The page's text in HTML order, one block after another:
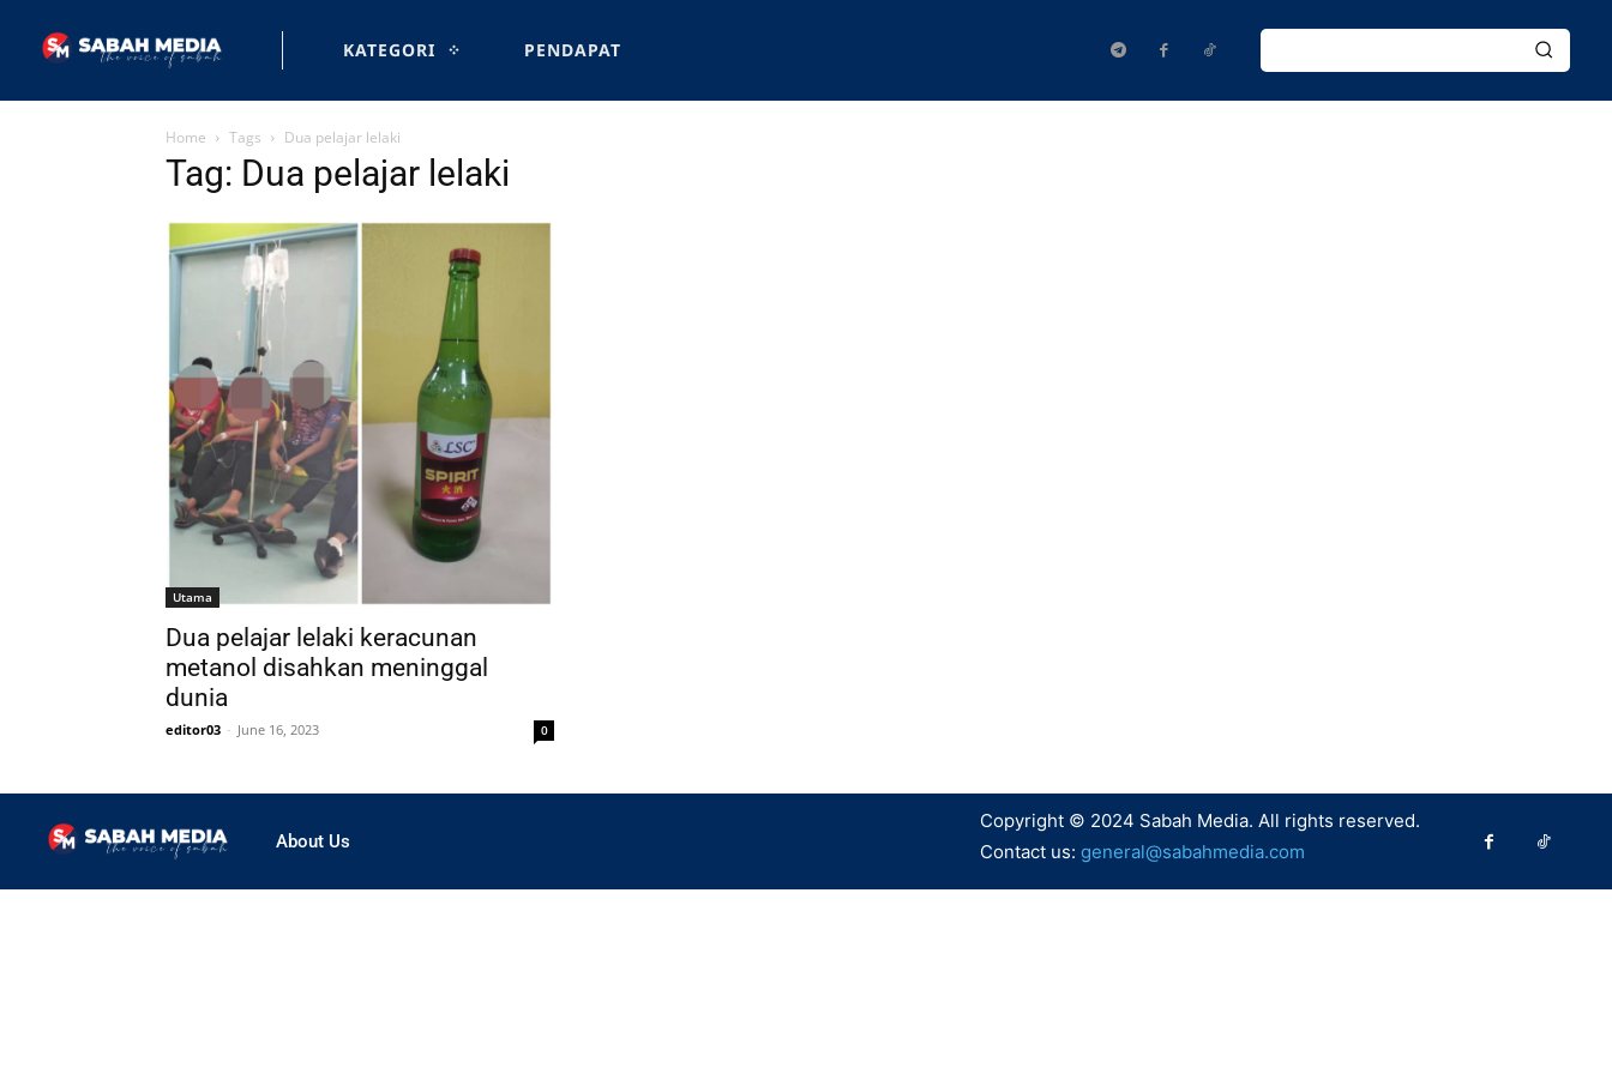
KATEGORI PENDAPAT
Home Tags Dua pelajar lelaki
Tag: Dua pelajar lelaki
Utama
Dua pelajar lelaki keracunan
metanol disahkan meninggal
dunia
editor03 - June 16, 2023 0
About Us
Copyright © 2024 Sabah Media. All rights reserved.
Contact us: general@sabahmedia.com